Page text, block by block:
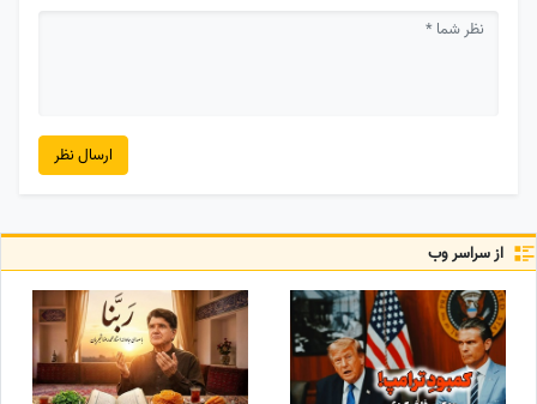
ارسال نظر
از سراسر وب